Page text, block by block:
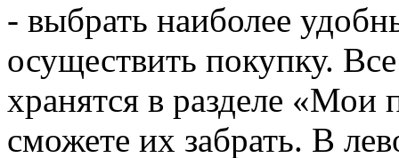
- выбрать наиболее
осуществить покупку.
хранятся в разделе
сможете их забрать. В